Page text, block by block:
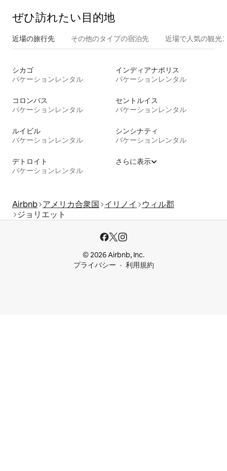
ぜひ訪⁠れ⁠た⁠い目⁠的⁠地
近場の旅行先 その他のタ⁠イ⁠プ⁠の宿⁠泊⁠先 近場で人気の観光
シカゴ
バケーションレンタル
インディアナポリス
バケーションレンタル
コロンバス
バケーションレンタル
セントルイス
バケーションレンタル
ルイビル
バケーションレンタル
シンシナティ
バケーションレンタル
デトロイト
バケーションレンタル
さらに表示
Airbnb アメリカ合衆国 イリノイ
ウィル郡
ジョリエット
© 2026 Airbnb, Inc.
プライバシー
利用規約